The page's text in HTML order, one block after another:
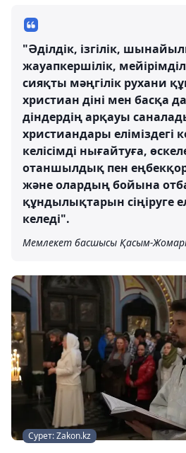
"Әділдік, ізгілік,
жауапкершілік,
сияқты мәңгілік рухани
христиан діні мен басқа
діндердің арқауы
христиандары еліміздегі
келісімді нығайтуға,
отаншылдық пен
және олардың бойына
құндылықтарын сіңіруге
келеді".
Мемлекет басшысы Қасым-
Сурет: Zakon.kz